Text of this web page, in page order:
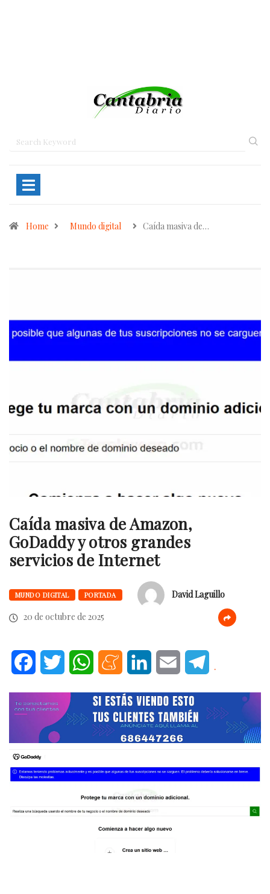
Home Mundo digital Caída masiva de…
Caída masiva de Amazon,
GoDaddy y otros grandes
servicios de Internet
MUNDO DIGITAL PORTADA
David Laguillo
20 de octubre de 2025
FacebookTwitter WhatsAppMeneameLinkedInEmail .